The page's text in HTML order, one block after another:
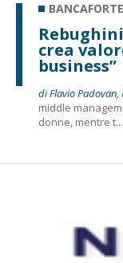
crea
business”
di Flavio
middle
donne, mentre t...